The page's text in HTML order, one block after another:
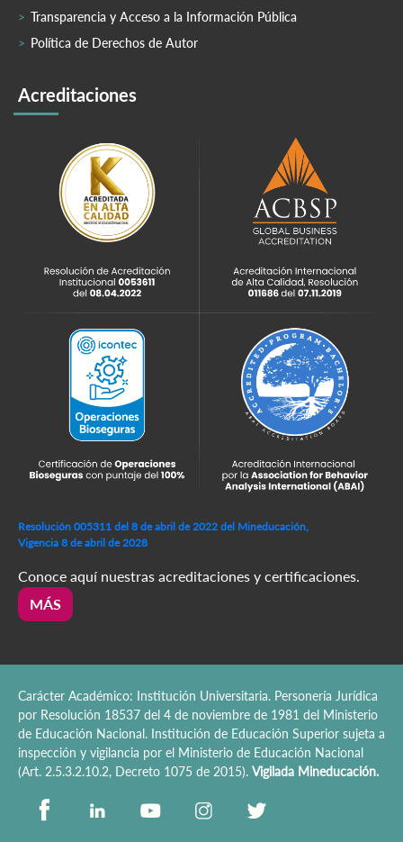
Transparencia y Acceso a la Información Pública
Política de Derechos de Autor
Acreditaciones
Resolución 005311 del 8 de abril de 2022 del Mineducación,
Vigencia 8 de abril de 2028
Conoce aquí nuestras acreditaciones y certificaciones.
MÁS
Carácter Académico: Institución Universitaria. Personería Jurídica
por Resolución 18537 del 4 de noviembre de 1981 del Ministerio
de Educación Nacional. Institución de Educación Superior sujeta a
inspección y vigilancia por el Ministerio de Educación Nacional
(Art. 2.5.3.2.10.2, Decreto 1075 de 2015). Vigilada Mineducación.